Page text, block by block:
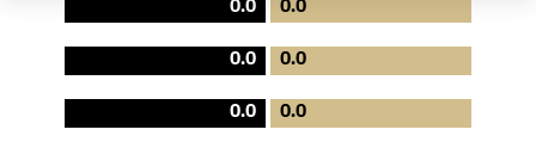
0.0 0.0
0.0 0.0
0.0 0.0